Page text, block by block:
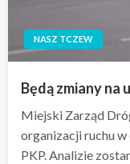
NASZ TCZEW
Będą zmiany na
Miejski Zarząd
organizacji ruchu
PKP. Analizie